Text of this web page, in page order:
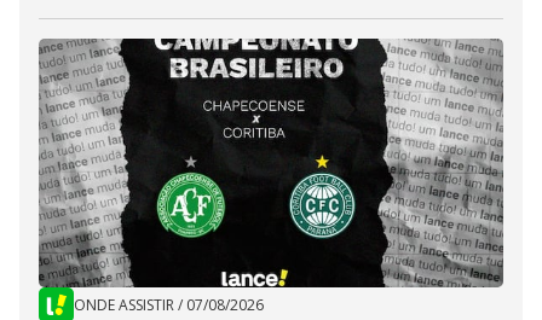
ONDE ASSISTIR/ 07/08/2026